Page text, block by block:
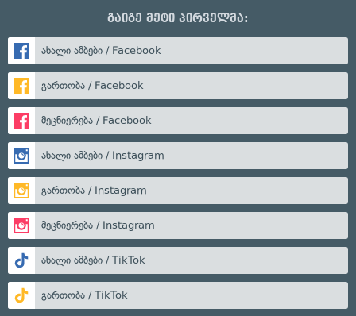
გაიგე მეტი პირველმა:
ახალი ამბები / Facebook
გართობა / Facebook
მეცნიერება / Facebook
ახალი ამბები / Instagram
გართობა / Instagram
მეცნიერება / Instagram
ახალი ამბები / TikTok
გართობა / TikTok